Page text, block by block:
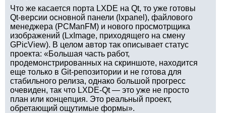
Что же касается порта LXDE на Qt, то уже готовы
Qt-версии основной панели (lxpanel), файлового
менеджера (PCManFM) и нового просмотрщика
изображений (LxImage, приходящего на смену
GPicView). В целом автор так описывает статус
проекта: «Большая часть работ,
продемонстрированных на скриншоте, находится
еще только в Git-репозитории и не готова для
стабильного релиза, однако большой прогресс
очевиден, так что LXDE-Qt — это уже не просто
план или концепция. Это реальный проект,
обретающий ощутимые формы».